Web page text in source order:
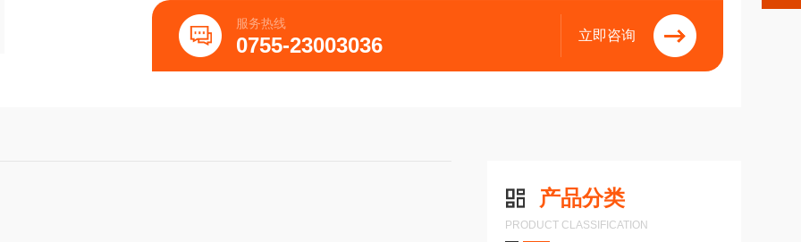
服务热线
0755-23003036 立即咨询
产品分类
PRODUCT CLASSIFICATION